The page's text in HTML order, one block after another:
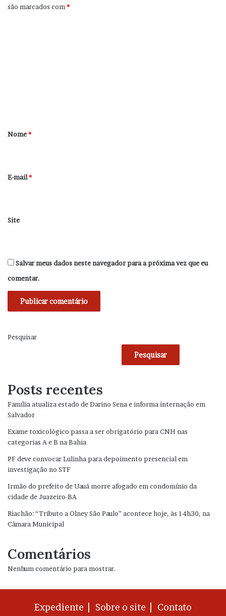
são marcados com *
r
*
Nome*
E-mail*
Site
Salvar meus dados neste navegador para a próxima vez que eu
comentar.
Pesquisar
Pesquisar
Posts recentes
Família atualiza estado de Darino Sena e informa internação em
Salvador
Exame toxicológico passa a ser obrigatório para CNH nas
categorias A e B na Bahia
PF deve convocar Lulinha para depoimento presencial em
investigação no STF
Irmão do prefeito de Uauá morre afogado em condomínio da
cidade de Juazeiro-BA
Riachão: “Tributo a Olney São Paulo” acontece hoje, às 14h30, na
Câmara Municipal
Comentários
Nenhum comentário para mostrar.
Expediente | Sobre o site | Contato